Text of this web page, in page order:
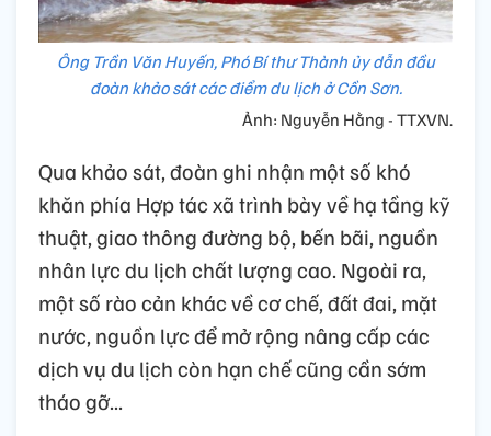
Ông Trần Văn Huyến, Phó Bí thư Thành ủy dẫn đầu
đoàn khảo sát các điểm du lịch ở Cồn Sơn.
Ảnh: Nguyễn Hằng - TTXVN.
Qua khảo sát, đoàn ghi nhận một số khó
khăn phía Hợp tác xã trình bày về hạ tầng kỹ
thuật, giao thông đường bộ, bến bãi, nguồn
nhân lực du lịch chất lượng cao. Ngoài ra,
một số rào cản khác về cơ chế, đất đai, mặt
nước, nguồn lực để mở rộng nâng cấp các
dịch vụ du lịch còn hạn chế cũng cần sớm
tháo gỡ...